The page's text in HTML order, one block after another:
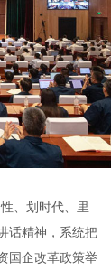
、划时代、里
话精神，系统把
国企改革政策举